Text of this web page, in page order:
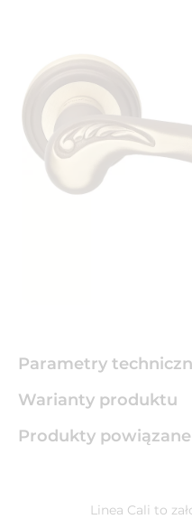
Parametry
Warianty produktu
Produkty powiązane
Linea Cali to